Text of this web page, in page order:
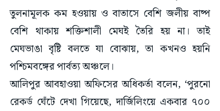
তুলনামূলক কম হওয়ায় ও বাতাসে বেশি জলীয় বাষ্প
বেশি থাকায় শক্তিশালী মেঘই তৈরি হয় না। তাই
মেঘভাঙা বৃষ্টি বলতে যা বোঝায়, তা কখনও হয়নি
পশ্চিমবঙ্গের পার্বত্য অঞ্চলে।
আলিপুর আবহাওয়া অফিসের অধিকর্তা বলেন, ‘পুরনো
রেকর্ড ঘেঁটে দেখা গিয়েছে, দার্জিলিংয়ে একবার ৭০০